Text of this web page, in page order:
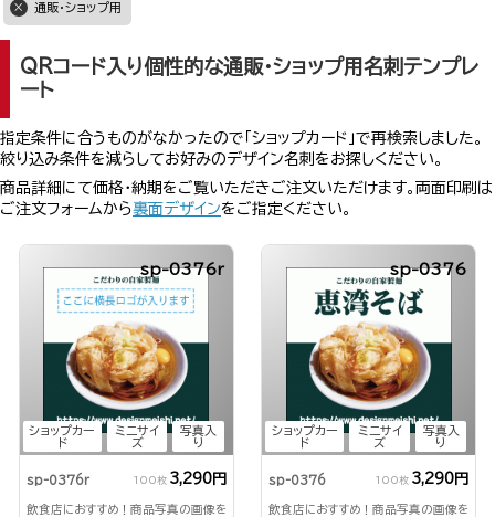
通販・ショップ用
QRコード入り個性的な通販・ショップ用名刺テンプレ
ート
指定条件に合うものがなかったので「ショップカード」で再検索しました。
絞り込み条件を減らしてお好みのデザイン名刺をお探しください。
商品詳細にて価格・納期をご覧いただきご注文いただけます。両面印刷は
ご注文フォームから裏面デザインをご指定ください。
ショップカー
ド
ミニサイ
ズ
写真入
り
sp-0376r
sp-0376r 100枚 3,290円
飲食店におすすめ！商品写真の画像を
ショップカー
ド
ミニサイ
ズ
写真入
り
sp-0376
sp-0376 100枚 3,290円
飲食店におすすめ！商品写真の画像を